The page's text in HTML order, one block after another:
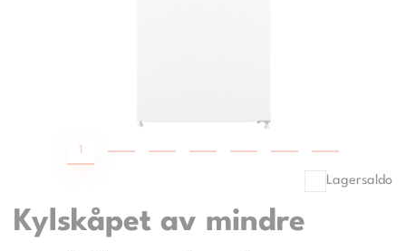
1
Lagersaldo
Kylskåpet av mindre